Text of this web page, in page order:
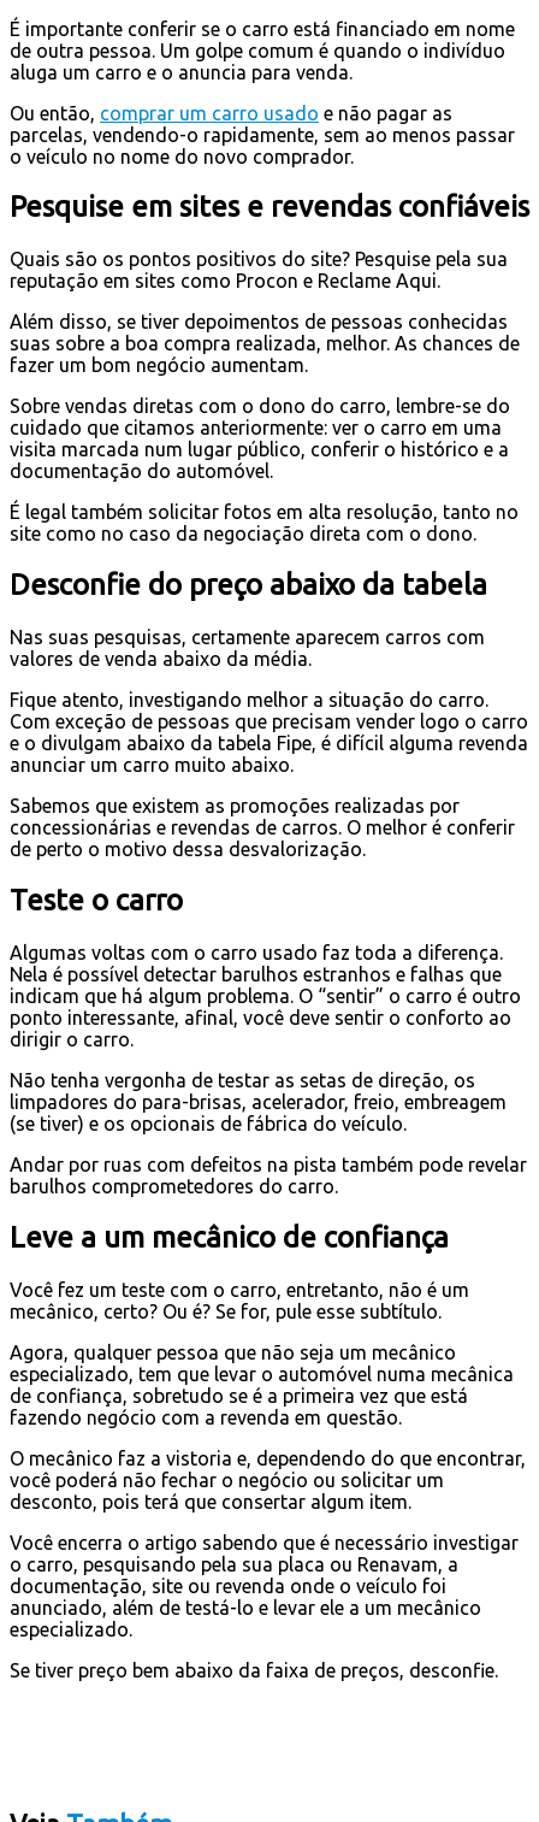
É importante conferir se o carro está financiado em nome
de outra pessoa. Um golpe comum é quando o indivíduo
aluga um carro e o anuncia para venda.
Ou então, comprar um carro usado e não pagar as
parcelas, vendendo-o rapidamente, sem ao menos passar
o veículo no nome do novo comprador.
Pesquise em sites e revendas confiáveis
Quais são os pontos positivos do site? Pesquise pela sua
reputação em sites como Procon e Reclame Aqui.
Além disso, se tiver depoimentos de pessoas conhecidas
suas sobre a boa compra realizada, melhor. As chances de
fazer um bom negócio aumentam.
Sobre vendas diretas com o dono do carro, lembre-se do
cuidado que citamos anteriormente: ver o carro em uma
visita marcada num lugar público, conferir o histórico e a
documentação do automóvel.
É legal também solicitar fotos em alta resolução, tanto no
site como no caso da negociação direta com o dono.
Desconfie do preço abaixo da tabela
Nas suas pesquisas, certamente aparecem carros com
valores de venda abaixo da média.
Fique atento, investigando melhor a situação do carro.
Com exceção de pessoas que precisam vender logo o carro
e o divulgam abaixo da tabela Fipe, é difícil alguma revenda
anunciar um carro muito abaixo.
Sabemos que existem as promoções realizadas por
concessionárias e revendas de carros. O melhor é conferir
de perto o motivo dessa desvalorização.
Teste o carro
Algumas voltas com o carro usado faz toda a diferença.
Nela é possível detectar barulhos estranhos e falhas que
indicam que há algum problema. O “sentir” o carro é outro
ponto interessante, afinal, você deve sentir o conforto ao
dirigir o carro.
Não tenha vergonha de testar as setas de direção, os
limpadores do para-brisas, acelerador, freio, embreagem
(se tiver) e os opcionais de fábrica do veículo.
Andar por ruas com defeitos na pista também pode revelar
barulhos comprometedores do carro.
Leve a um mecânico de confiança
Você fez um teste com o carro, entretanto, não é um
mecânico, certo? Ou é? Se for, pule esse subtítulo.
Agora, qualquer pessoa que não seja um mecânico
especializado, tem que levar o automóvel numa mecânica
de confiança, sobretudo se é a primeira vez que está
fazendo negócio com a revenda em questão.
O mecânico faz a vistoria e, dependendo do que encontrar,
você poderá não fechar o negócio ou solicitar um
desconto, pois terá que consertar algum item.
Você encerra o artigo sabendo que é necessário investigar
o carro, pesquisando pela sua placa ou Renavam, a
documentação, site ou revenda onde o veículo foi
anunciado, além de testá-lo e levar ele a um mecânico
especializado.
Se tiver preço bem abaixo da faixa de preços, desconfie.